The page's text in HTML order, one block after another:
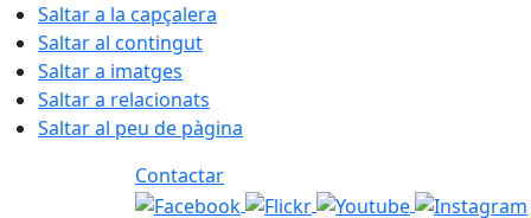
Saltar a la capçalera
Saltar al contingut
Saltar a imatges
Saltar a relacionats
Saltar al peu de pàgina
Contactar